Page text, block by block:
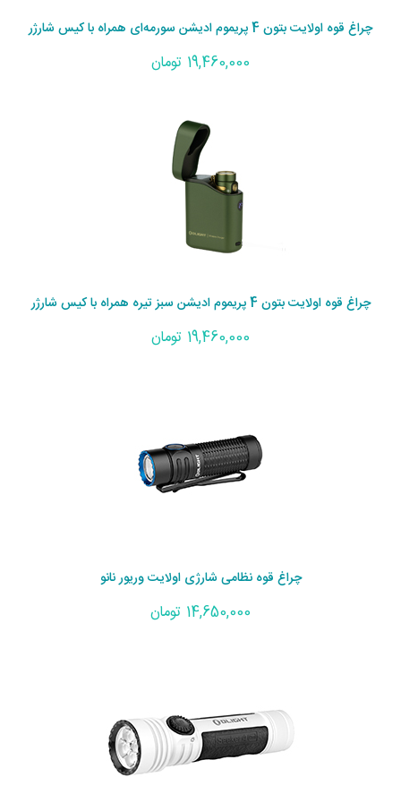
چراغ قوه اولایت بتون 4 پریموم ادیشن سورمه‌ای همراه با کیس شارژر
19,460,000 تومان
چراغ قوه اولایت بتون 4 پریموم ادیشن سبز تیره همراه با کیس شارژر
19,460,000 تومان
چراغ قوه نظامی شارژی اولایت وریور نانو
14,650,000 تومان